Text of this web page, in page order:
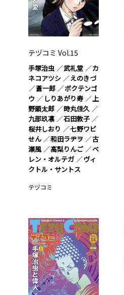
テヅコミ Vol.15
手塚治虫 武礼堂
カ
ネコアツシ
えのきづ
蒼一郎
ボクテンゴ
ウ
しりあがり寿
上
野顕太郎
時丸佳久
九部玖凛
石田敦子
桜井しおり
七野ワビ
せん
和田ラヂヲ
古
瀬風
高梨りんご
ベ
レン・オルテガ
ヴィ
クトル・サントス
テヅコミ